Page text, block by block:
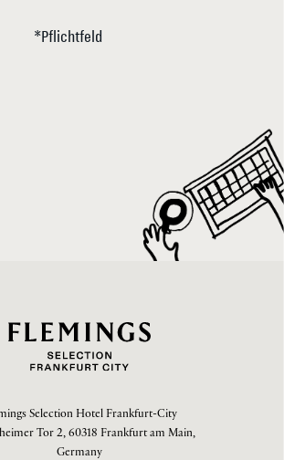
*Pflichtfeld
Selection Hotel Frankfurt-City
Tor 2, 60318 Frankfurt am Main,
Germany